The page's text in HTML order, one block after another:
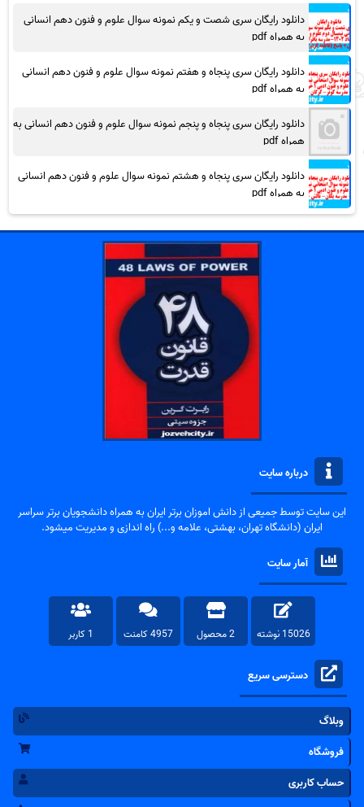
دانلود رایگان سری شصت و یکم نمونه سوال علوم و فنون دهم انسانی
به همراه pdf
دانلود رایگان سری پنجاه و هفتم نمونه سوال علوم و فنون دهم انسانی
به همراه pdf
دانلود رایگان سری پنجاه و پنجم نمونه سوال علوم و فنون دهم انسانی به
همراه pdf
دانلود رایگان سری پنجاه و هشتم نمونه سوال علوم و فنون دهم انسانی
به همراه pdf
درباره سایت
این سایت توسط جمیعی از دانش اموزان برتر ایران به همراه دانشجویان برتر سراسر
ایران (دانشگاه تهران، بهشتی، علامه و...) راه اندازی و مدیریت میشود.
آمار سایت
15026 نوشته 2 محصول 4957 کامنت 1 کاربر
دسترسی سریع
وبلاگ
فروشگاه
حساب کاربری